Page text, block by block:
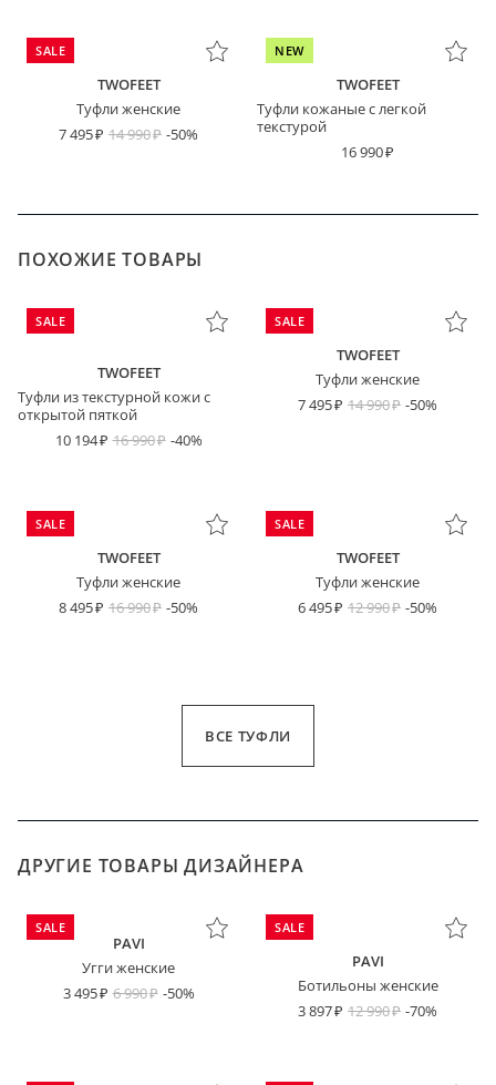
SALE
TWOFEET
Туфли женские
7 495
14 990 -50%
NEW
TWOFEET
Туфли кожаные с легкой
текстурой
16 990
ПОХОЖИЕ ТОВАРЫ
SALE
TWOFEET
Туфли из текстурной кожи с
открытой пяткой
10 194
16 990 -40%
SALE
TWOFEET
Туфли женские
7 495
14 990 -50%
SALE
TWOFEET
Туфли женские
8 495
16 990 -50%
SALE
TWOFEET
Туфли женские
6 495
12 990 -50%
ВСЕ ТУФЛИ
ДРУГИЕ ТОВАРЫ ДИЗАЙНЕРА
SALE
PAVI
Угги женские
3 495
6 990 -50%
SALE
PAVI
Ботильоны женские
3 897
12 990 -70%